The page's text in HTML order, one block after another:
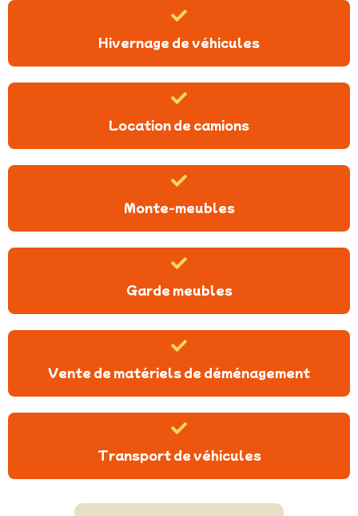
Hivernage de véhicules
Location de camions
Monte-meubles
Garde meubles
Vente de matériels de déménagement
Transport de véhicules